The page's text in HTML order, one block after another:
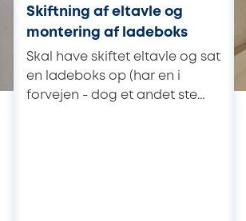
Skiftning af eltavle og
montering af ladeboks
Skal have skiftet eltavle og sat
en ladeboks op (har en i
forvejen - dog et andet ste...